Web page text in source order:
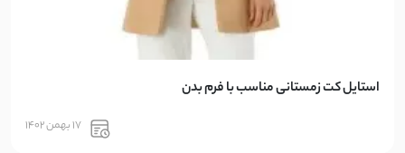
استایل کت زمستانی مناسب با فرم بدن
17 بهمن 1402